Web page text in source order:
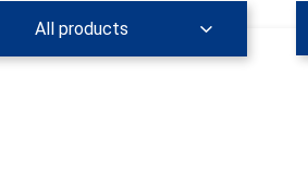
All products